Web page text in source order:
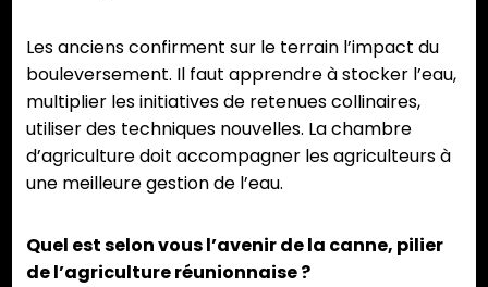
Les anciens confirment sur le terrain l’impact du
bouleversement. Il faut apprendre à stocker l’eau,
multiplier les initiatives de retenues collinaires,
utiliser des techniques nouvelles. La chambre
d’agriculture doit accompagner les agriculteurs à
une meilleure gestion de l’eau.
Quel est selon vous l’avenir de la canne, pilier
de l’agriculture réunionnaise ?